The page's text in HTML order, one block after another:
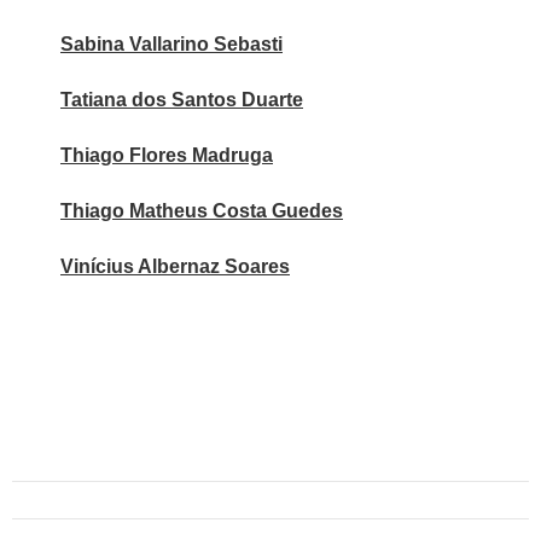
Sabina Vallarino Sebasti
Tatiana dos Santos Duarte
Thiago Flores Madruga
Thiago Matheus Costa Guedes
Vinícius Albernaz Soares